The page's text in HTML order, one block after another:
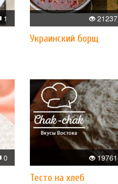
1 21237
Украинский борщ
0 19761
Тесто на хлеб